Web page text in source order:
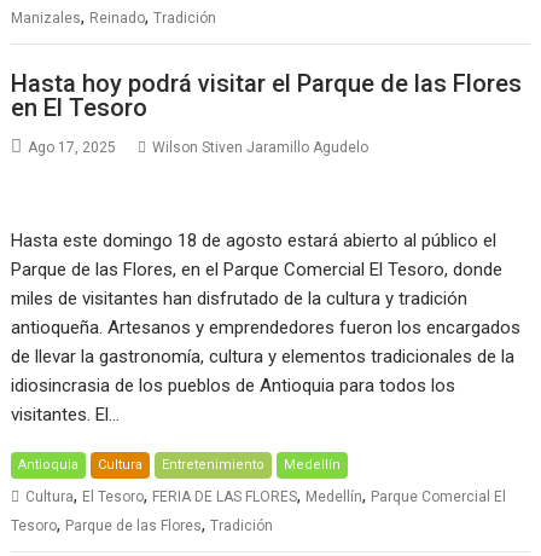
Manizales, Reinado,Tradición
Hasta hoy podrá visitar el Parque de las Flores
en El Tesoro
Ago 17, 2025 Wilson Stiven Jaramillo Agudelo
Hasta este domingo 18 de agosto estará abierto al público el
Parque de las Flores, en el Parque Comercial El Tesoro, donde
miles de visitantes han disfrutado de la cultura y tradición
antioqueña. Artesanos y emprendedores fueron los encargados
de llevar la gastronomía, cultura y elementos tradicionales de la
idiosincrasia de los pueblos de Antioquia para todos los
visitantes. El…
Antioquia Cultura Entretenimiento Medellín
Cultura, El Tesoro, FERIA DE LAS FLORES, Medellín, Parque Comercial El
Tesoro, Parque de las Flores,Tradición